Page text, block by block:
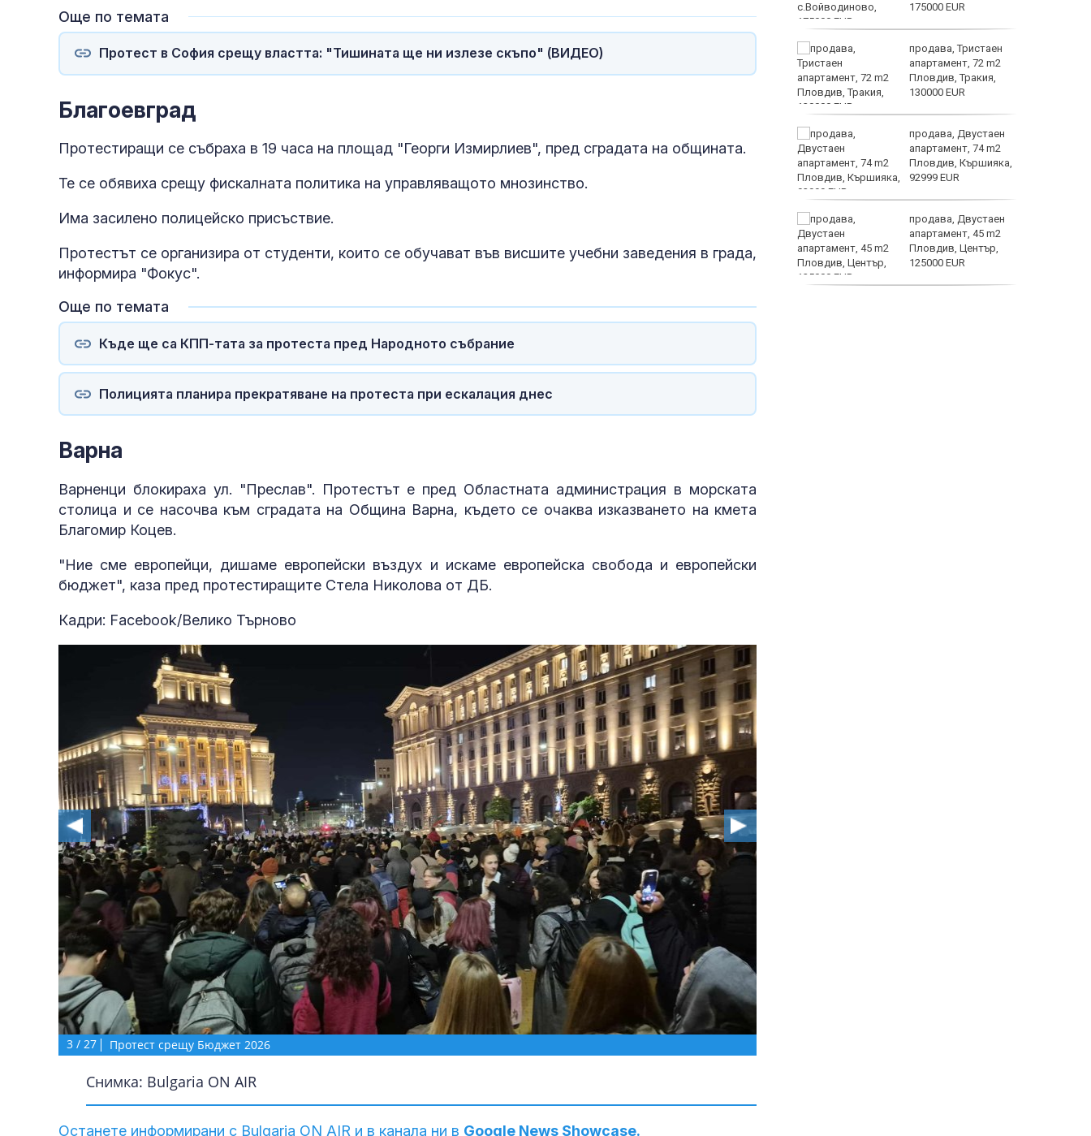
Още по темата
Протест в София срещу властта: "Тишината ще ни излезе скъпо" (ВИДЕО)
Благоевград
Протестиращи се събраха в 19 часа на площад "Георги Измирлиев", пред сградата на общината.
Те се обявиха срещу фискалната политика на управляващото мнозинство.
Има засилено полицейско присъствие.
Протестът се организира от студенти, които се обучават във висшите учебни заведения в града,
информира "Фокус".
Още по темата
Къде ще са КПП-тата за протеста пред Народното събрание
Полицията планира прекратяване на протеста при ескалация днес
Варна
Варненци блокираха ул. "Преслав". Протестът е пред Областната администрация в морската
столица и се насочва към сградата на Община Варна, където се очаква изказването на кмета
Благомир Коцев.
"Ние сме европейци, дишаме европейски въздух и искаме европейска свобода и европейски
бюджет", каза пред протестиращите Стела Николова от ДБ.
Кадри: Facebook/Велико Търново
3 / 27 Протест срещу Бюджет 2026
Снимка: Bulgaria ON AIR
Останете информирани с Bulgaria ON AIR и в канала ни в Google News Showcase.
Ограничават се ТИР-
овете по магистралите
следобед в неделя и
Темпъл е сключила
парламент, държали
се възпитно ВИДЕО
притесняваме?
бебета по света са
шест месеца
на възрастта?
175000 EUR
продава, Тристаен
апартамент, 72 m2
Пловдив, Тракия,
130000 EUR
продава, Двустаен
апартамент, 74 m2
Пловдив, Кършияка,
92999 EUR
продава, Двустаен
апартамент, 45 m2
Пловдив, Център,
125000 EUR